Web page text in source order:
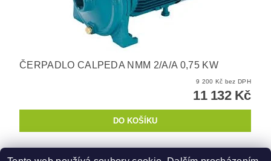
ČERPADLO CALPEDA NMM 2/A/A 0,75 KW
9 200 Kč bez DPH
11 132 Kč